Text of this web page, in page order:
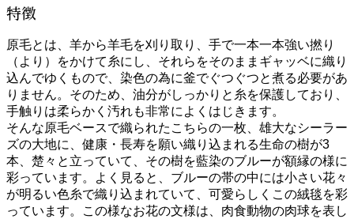
特徴
原毛とは、羊から羊毛を刈り取り、手で一本一本強い撚り
（より）をかけて糸にし、それらをそのままギャッベに織り
込んでゆくもので、染色の為に釜でぐつぐつと煮る必要があ
りません。そのため、油分がしっかりと糸を保護しており、
手触りは柔らかく汚れも非常によくはじきます。
そんな原毛ベースで織られたこちらの一枚、雄大なシーラー
ズの大地に、健康・長寿を願い織り込まれる生命の樹が3
本、楚々と立っていて、その樹を藍染のブルーが額縁の様に
彩っています。よく見ると、ブルーの帯の中には小さい花々
が明るい色糸で織り込まれていて、可愛らしくこの絨毯を彩
っています。この様なお花の文様は、肉食動物の肉球を表し